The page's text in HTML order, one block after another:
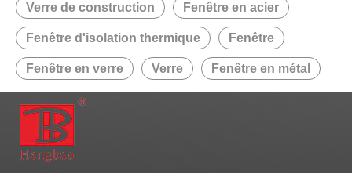
Verre de construction Fenêtre en acier
Fenêtre d'isolation thermique Fenêtre
Fenêtre en verre Verre Fenêtre en métal